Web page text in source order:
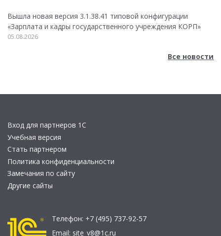
Вышла новая версия 3.1.38.41 типовой конфигурации
«Зарплата и кадры государственного учреждения КОРП»
05.08.2026
Все новости
Вход для партнеров 1С
Учебная версия
Стать партнером
Политика конфиденциальности
Замечания по сайту
Другие сайты
Телефон: +7 (495) 737-92-57
Email: site_v8@1c.ru